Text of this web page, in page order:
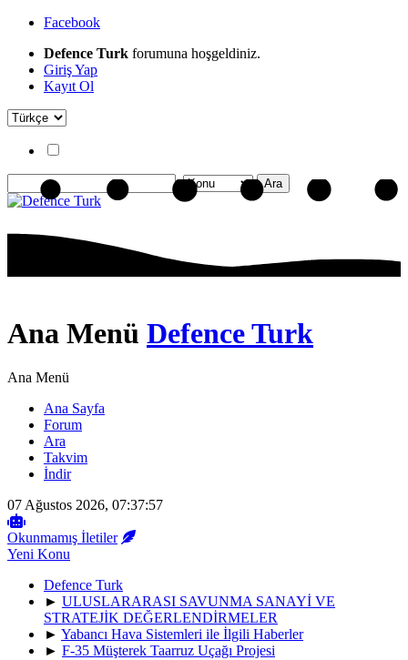
Facebook
Defence Turk forumuna hoşgeldiniz.
Giriş Yap
Kayıt Ol
Ana Menü Defence Turk
Ana Menü
Ana Sayfa
Forum
Ara
Takvim
İndir
07 Ağustos 2026, 07:37:57
Okunmamış İletiler
Yeni Konu
Defence Turk
► ULUSLARARASI SAVUNMA SANAYİ VE
STRATEJİK DEĞERLENDİRMELER
► Yabancı Hava Sistemleri ile İlgili Haberler
► F-35 Müşterek Taarruz Uçağı Projesi